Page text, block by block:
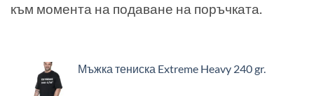
към момента на подаване на поръчката.
Мъжка тениска Extreme Heavy 240 gr.